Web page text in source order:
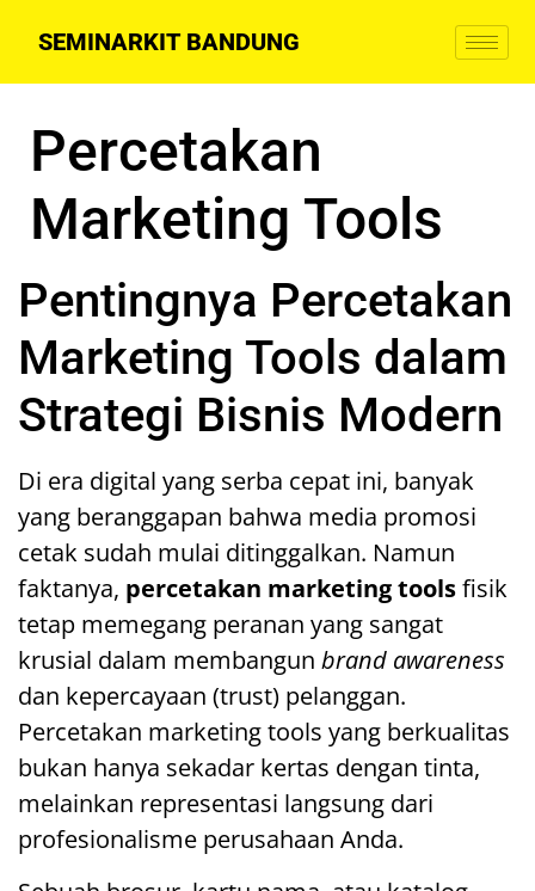
SEMINARKIT BANDUNG
Percetakan
Marketing Tools
Pentingnya Percetakan
Marketing Tools dalam
Strategi Bisnis Modern
Di era digital yang serba cepat ini, banyak
yang beranggapan bahwa media promosi
cetak sudah mulai ditinggalkan. Namun
faktanya, percetakan marketing toolsfisik
tetap memegang peranan yang sangat
krusial dalam membangun brand awareness
dan kepercayaan (trust) pelanggan.
Percetakan marketing tools yang berkualitas
bukan hanya sekadar kertas dengan tinta,
melainkan representasi langsung dari
profesionalisme perusahaan Anda.